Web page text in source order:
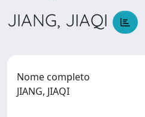
JIANG, JIAQI
Nome completo
JIANG, JIAQI